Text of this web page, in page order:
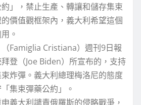
」，禁止生產、轉讓和儲存集束
價值觀框架內，義大利希望這個
。
Famiglia Cristiana）週刊9日報
登（Joe Biden）所宣布的，支持
炸彈。義大利總理梅洛尼的態度
集束彈藥公約」。
義大利譴責俄羅斯的侵略戰爭，